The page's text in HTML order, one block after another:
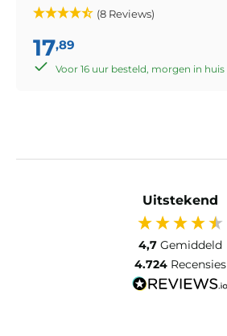
(8 Reviews)
17,89
Voor 16 uur besteld, morgen in huis
Uitstekend
4,7 Gemiddeld
4.724 Recensies